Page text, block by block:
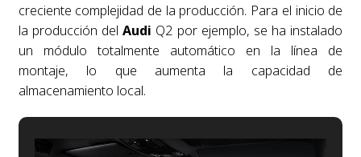
creciente complejidad de la producción. Para el inicio de
la producción delAudi Q2 por ejemplo, se ha instalado
un módulo totalmente automático en la línea de
montaje, lo que aumenta la capacidad de
almacenamiento local.